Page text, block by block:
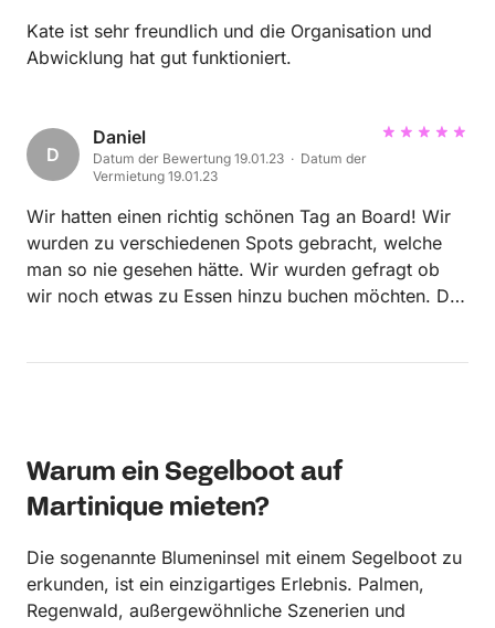
Kate ist sehr freundlich und die Organisation und
Abwicklung hat gut funktioniert.
D
Daniel
Datum der Bewertung 19.01.23 · Datum der
Vermietung 19.01.23
Wir hatten einen richtig schönen Tag an Board! Wir
wurden zu verschiedenen Spots gebracht, welche
man so nie gesehen hätte. Wir wurden gefragt ob
wir noch etwas zu Essen hinzu buchen möchten. Das
Warum ein Segelboot auf
Martinique mieten?
Die sogenannte Blumeninsel mit einem Segelboot zu
erkunden, ist ein einzigartiges Erlebnis. Palmen,
Regenwald, außergewöhnliche Szenerien und